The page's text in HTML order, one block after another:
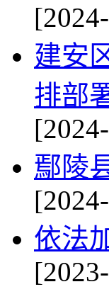
建安
排部
鄢陵
依法